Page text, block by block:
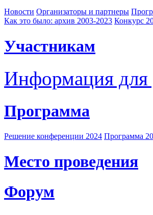
Новости Организаторы и партнеры
Как это было: архив 2003-2023 Конкурс
Участникам
Информация для
Программа
Решение конференции 2024 Программа
Место проведения
Форум